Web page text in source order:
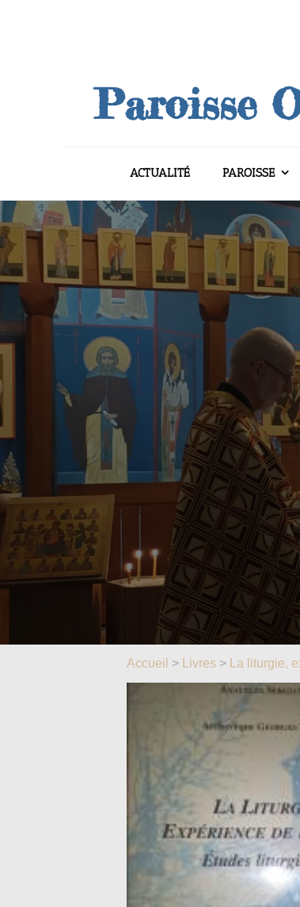
Paroisse
ACTUALITÉ PAROISSE
Accueil > Livres > La liturgie,